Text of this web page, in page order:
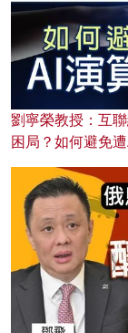
劉寧榮教授：互
困局？如何避免